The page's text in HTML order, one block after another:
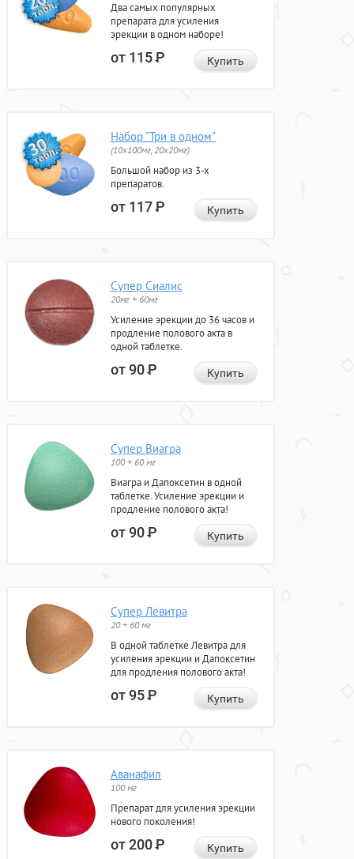
Два самых популярных
препарата для усиления
эрекции в одном наборе!
от 115Р Купить
Набор "Три в одном"
(10x100мг, 20x20мг)
Большой набор из 3-х
препаратов.
от 117Р Купить
Супер Сиалис
20мг + 60мг
Усиление эрекции до 36 часов и
продление полового акта в
одной таблетке.
от 90Р Купить
Супер Виагра
100 + 60 мг
Виагра и Дапоксетин в одной
таблетке. Усиление эрекции и
продление полового акта!
от 90Р Купить
Супер Левитра
20 + 60 мг
В одной таблетке Левитра для
усиления эрекции и Дапоксетин
для продления полового акта!
от 95Р Купить
Аванафил
100 мг
Препарат для усиления эрекции
нового поколения!
от 200Р Купить